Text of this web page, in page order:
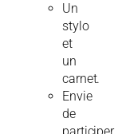
Un
stylo
et
un
carnet.
Envie
de